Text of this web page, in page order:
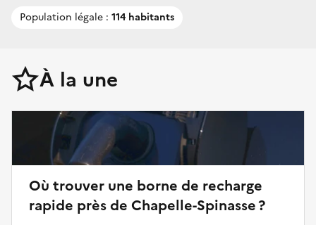
Population légale : 114 habitants
À la une
Où trouver une borne de recharge
rapide près de Chapelle-Spinasse ?